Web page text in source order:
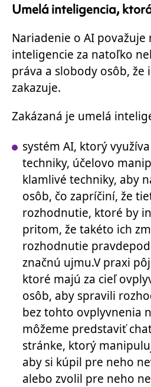
Umelá inteligencia,
Nariadenie o AI
inteligencie za natoľko
práva a slobody osôb, že
zakazuje.
Zakázaná je umelá
systém AI, ktorý
techniky, účelovo
klamlivé techniky, aby
osôb, čo zapríčiní, že
rozhodnutie, ktoré by
pritom, že takéto ich
rozhodnutie
značnú ujmu.V praxi
ktoré majú za cieľ
osôb, aby spravili
bez tohto ovplyvnenia
môžeme predstaviť
stránke, ktorý
aby si kúpil pre neho
alebo zvolil pre neho